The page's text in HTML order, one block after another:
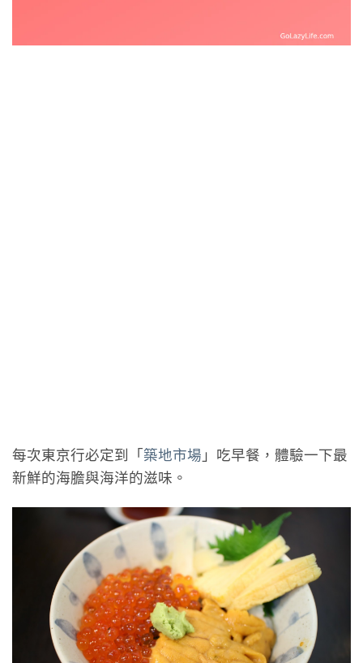
每次東京行必定到「築地市場 」吃早餐，體驗一下最
新鮮的海膽與海洋的滋味。